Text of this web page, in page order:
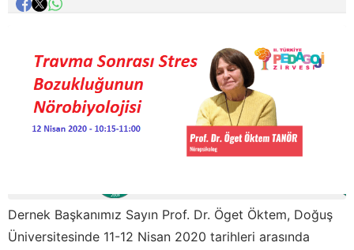
Dernek Başkanımız Sayın Prof. Dr. Öget Öktem, Doğuş
Üniversitesinde 11-12 Nisan 2020 tarihleri arasında